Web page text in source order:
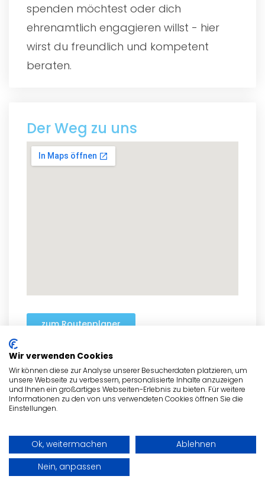
spenden möchtest oder dich
ehrenamtlich engagieren willst - hier
wirst du freundlich und kompetent
beraten.
Der Weg zu uns
zum Routenplaner
- Anzeige -
Wir verwenden Cookies
Wir können diese zur Analyse unserer Besucherdaten platzieren, um
unsere Webseite zu verbessern, personalisierte Inhalte anzuzeigen
und Ihnen ein großartiges Webseiten-Erlebnis zu bieten. Für weitere
Informationen zu den von uns verwendeten Cookies öffnen Sie die
Einstellungen.
Ok, weitermachen
Ablehnen
Nein, anpassen